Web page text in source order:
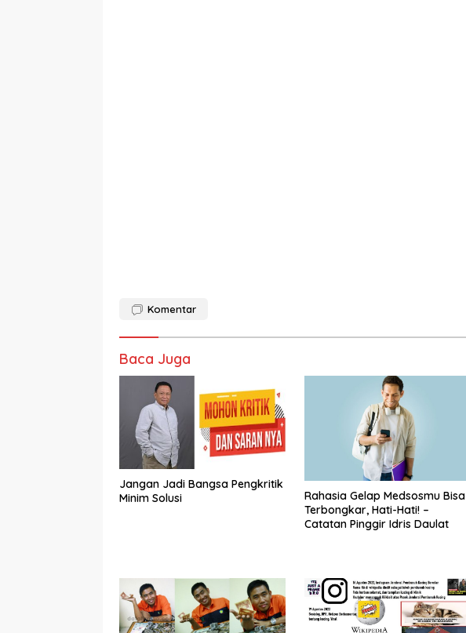
Komentar
Baca Juga
Jangan Jadi Bangsa Pengkritik
Minim Solusi
Rahasia Gelap Medsosmu Bisa
Terbongkar, Hati-Hati! –
Catatan Pinggir Idris Daulat